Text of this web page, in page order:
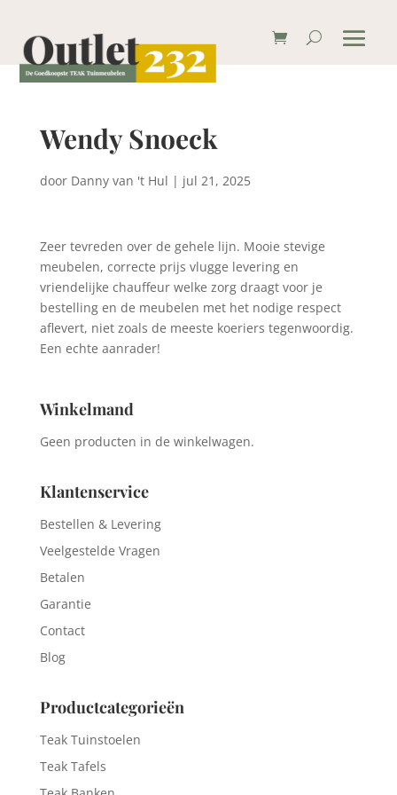
Wendy Snoeck
door Danny van 't Hul | jul 21, 2025
Zeer tevreden over de gehele lijn. Mooie stevige
meubelen, correcte prijs vlugge levering en
vriendelijke chauffeur welke zorg draagt voor je
bestelling en de meubelen met het nodige respect
aflevert, niet zoals de meeste koeriers tegenwoordig.
Een echte aanrader!
Winkelmand
Geen producten in de winkelwagen.
Klantenservice
Bestellen & Levering
Veelgestelde Vragen
Betalen
Garantie
Contact
Blog
Productcategorieën
Teak Tuinstoelen
Teak Tafels